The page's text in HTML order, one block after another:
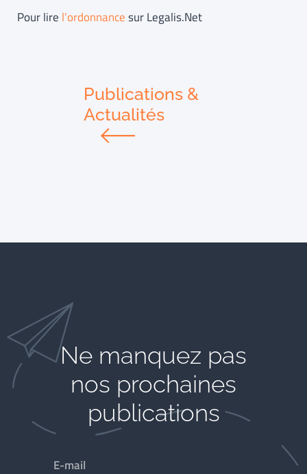
Pour lire l’ordonnancesur Legalis.Net
Publications &
Actualités
Ne manquez pas
nos prochaines
publications